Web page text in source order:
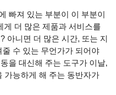
빠져 있는 부분이 이 부분이
게 더 많은 제품과 서비스를
아니면 더 많은 시간, 또는 지
수 있는 무언가가 되어야
을 대신해 주는 도구가 이날,
가능하게 해 주는 동반자가